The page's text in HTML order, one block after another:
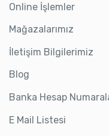
Online İşlemler
Mağazalarımız
İletişim Bilgilerimiz
Blog
Banka Hesap
E Mail Listesi